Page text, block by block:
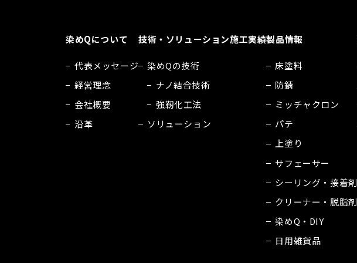
染めQについて
代表メッセージ
経営理念
会社概要
沿革
技術・ソリューション
染めQの技術
ナノ結合技術
強靭化工法
ソリューション
施工実績製品情報
床塗料
防錆
ミッチャクロン
パテ
上塗り
サフェーサー
シーリング・接着剤
クリーナー・脱脂剤
染めQ・DIY
日用雑貨品